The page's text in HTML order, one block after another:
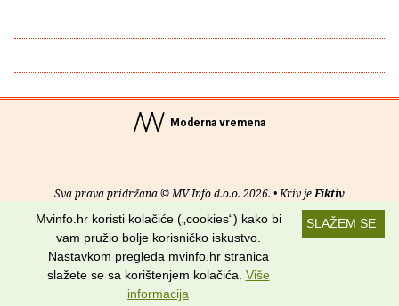
Moderna vremena
Sva prava pridržana © MV Info d.o.o. 2026. • Kriv jeFiktiv
Uvjeti korištenja RSS kanali
Potraži nas na:
SLAŽEM SE
Mvinfo.hr koristi kolačiće („cookies“) kako bi
vam pružio bolje korisničko iskustvo.
Nastavkom pregleda mvinfo.hr stranica
slažete se sa korištenjem kolačića. Više
informacija